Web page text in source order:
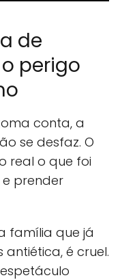
de
perigo
conta, a
se desfaz. O
real o que foi
prender
família que já
é cruel.